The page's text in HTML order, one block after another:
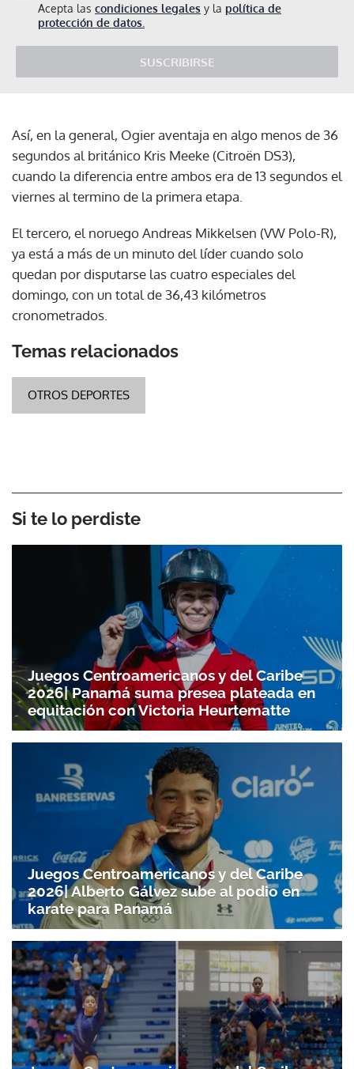
Acepta las condiciones legales y la política de
protección de datos.
SUSCRIBIRSE
Así, en la general, Ogier aventaja en algo menos de 36
segundos al británico Kris Meeke (Citroën DS3),
cuando la diferencia entre ambos era de 13 segundos el
viernes al termino de la primera etapa.
El tercero, el noruego Andreas Mikkelsen (VW Polo-R),
ya está a más de un minuto del líder cuando solo
quedan por disputarse las cuatro especiales del
domingo, con un total de 36,43 kilómetros
cronometrados.
Temas relacionados
OTROS DEPORTES
Si te lo perdiste
Juegos Centroamericanos y del Caribe
2026| Panamá suma presea plateada en
equitación con Victoria Heurtematte
Juegos Centroamericanos y del Caribe
2026| Alberto Gálvez sube al podio en
karate para Panamá